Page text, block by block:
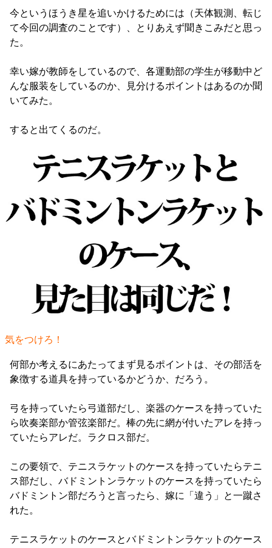
今というほうき星を追いかけるためには（天体観測、転じ
て今回の調査のことです）、とりあえず聞きこみだと思っ
た。
幸い嫁が教師をしているので、各運動部の学生が移動中ど
んな服装をしているのか、見分けるポイントはあるのか聞
いてみた。
すると出てくるのだ。
気をつけろ！
何部か考えるにあたってまず見るポイントは、その部活を
象徴する道具を持っているかどうか、だろう。
弓を持っていたら弓道部だし、楽器のケースを持っていた
ら吹奏楽部か管弦楽部だ。棒の先に網が付いたアレを持っ
ていたらアレだ。ラクロス部だ。
この要領で、テニスラケットのケースを持っていたらテニ
ス部だし、バドミントンラケットのケースを持っていたら
バドミントン部だろうと言ったら、嫁に「違う」と一蹴さ
れた。
テニスラケットのケースとバドミントンラケットのケース